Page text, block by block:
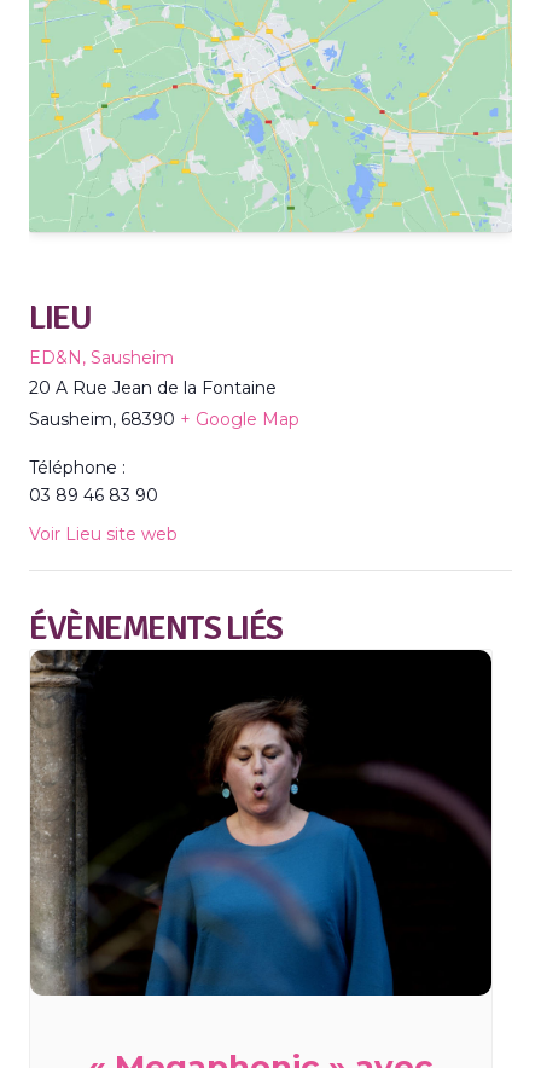
LIEU
ED&N, Sausheim
20 A Rue Jean de la Fontaine
Sausheim, 68390 + Google Map
Téléphone :
03 89 46 83 90
Voir Lieu site web
ÉVÈNEMENTS LIÉS